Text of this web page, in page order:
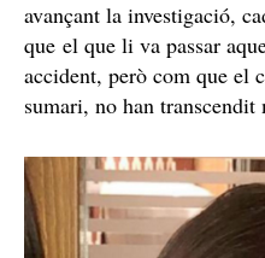
avançant la investigació,
que el que li va passar
accident, però com que el
sumari, no han transcendit